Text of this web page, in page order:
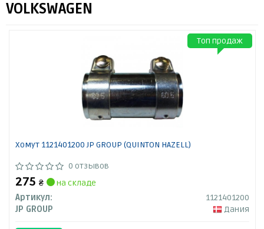
VOLKSWAGEN
Хомут 1121401200 JP GROUP (QUINTON HAZELL)
0 отзывов
275 ₴
на складе
Артикул:
1121401200
JP GROUP
Дания
Топ продаж